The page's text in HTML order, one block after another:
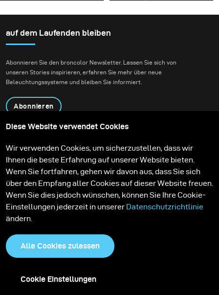
auf dem Laufenden bleiben
Abonnieren Sie den broncolor Newsletter. Lassen Sie sich von
unseren Stories inspirieren, erfahren Sie mehr über neue
Beleuchtungssysteme und bleiben Sie informiert.
Abonnieren
Kontakt
Technologien
Contribute to our blog
Lernen
Support
Karriere
Media Center
Diese Website verwendet Cookies
Wir verwenden Cookies, um sicherzustellen, dass wir
Ihnen die beste Erfahrung auf unserer Website bieten.
Wenn Sie fortfahren, gehen wir davon aus, dass Sie sich
über den Empfang aller Cookies auf dieser Website freuen.
Wenn Sie dies jedoch wünschen, können Sie Ihre Cookie-
Einstellungen jederzeit in unserer Datenschutzrichtlinie
ändern.
Alle Cookies zulassen
Cookie Einstellungen